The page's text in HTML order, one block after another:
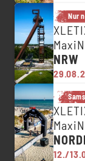
Nur
NRW
12./